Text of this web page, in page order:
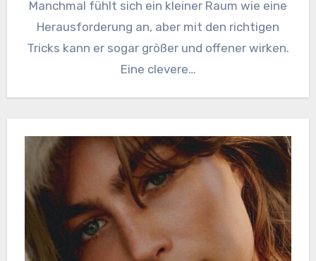
Manchmal fühlt sich ein kleiner Raum wie eine
Herausforderung an, aber mit den richtigen
Tricks kann er sogar größer und offener wirken.
Eine clevere…